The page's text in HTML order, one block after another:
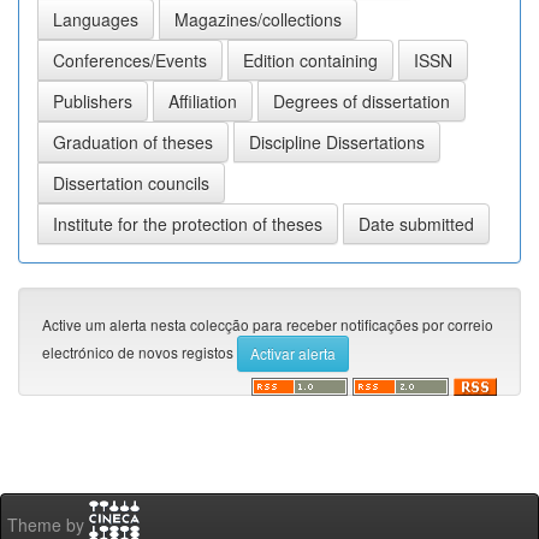
Active um alerta nesta colecção para receber notificações por correio
electrónico de novos registos
Theme by